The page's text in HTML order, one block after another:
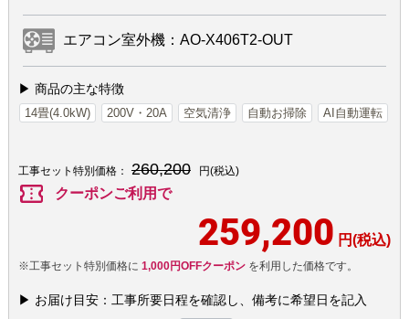
エアコン室外機：AO-X406T2-OUT
▶ 商品の主な特徴
14畳(4.0kW) 200V・20A 空気清浄 自動お掃除 AI自動運転
工事セット特別価格： 260,200 円(税込)
confirmation_number クーポンご利用で
259,200 円(税込)
※工事セット特別価格に 1,000円OFFクーポンを利用した価格です。
▶ お届け目安：工事所要日程を確認し、備考に希望日を記入